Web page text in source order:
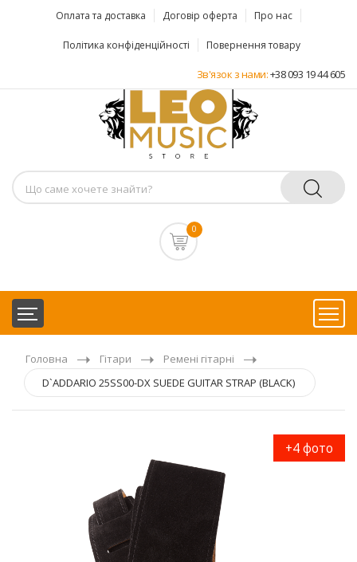
Оплата та доставка Договір оферта Про нас
Політика конфіденційності Повернення товару
Зв'язок з нами:+38 093 19 44 605
0
Головна Гітари
Ремені гітарні
D`ADDARIO 25SS00-DX SUEDE GUITAR STRAP (BLACK)
+4 фото